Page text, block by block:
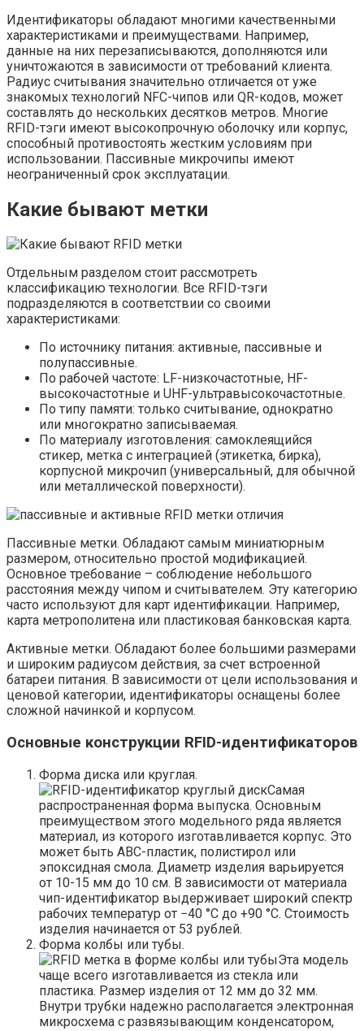
Идентификаторы обладают многими качественными
характеристиками и преимуществами. Например,
данные на них перезаписываются, дополняются или
уничтожаются в зависимости от требований клиента.
Радиус считывания значительно отличается от уже
знакомых технологий NFC-чипов или QR-кодов, может
составлять до нескольких десятков метров. Многие
RFID-тэги имеют высокопрочную оболочку или корпус,
способный противостоять жестким условиям при
использовании. Пассивные микрочипы имеют
неограниченный срок эксплуатации.
Какие бывают метки
Отдельным разделом стоит рассмотреть
классификацию технологии. Все RFID-тэги
подразделяются в соответствии со своими
характеристиками:
По источнику питания: активные, пассивные и
полупассивные.
По рабочей частоте: LF-низкочастотные, HF-
высокочастотные и UHF-ультравысокочастотные.
По типу памяти: только считывание, однократно
или многократно записываемая.
По материалу изготовления: самоклеящийся
стикер, метка с интеграцией (этикетка, бирка),
корпусной микрочип (универсальный, для обычной
или металлической поверхности).
Пассивные метки. Обладают самым миниатюрным
размером, относительно простой модификацией.
Основное требование – соблюдение небольшого
расстояния между чипом и считывателем. Эту категорию
часто используют для карт идентификации. Например,
карта метрополитена или пластиковая банковская карта.
Активные метки. Обладают более большими размерами
и широким радиусом действия, за счет встроенной
батареи питания. В зависимости от цели использования и
ценовой категории, идентификаторы оснащены более
сложной начинкой и корпусом.
Основные конструкции RFID-идентификаторов
Форма диска или круглая.
Самая
распространенная форма выпуска. Основным
преимуществом этого модельного ряда является
материал, из которого изготавливается корпус. Это
может быть АВС-пластик, полистирол или
эпоксидная смола. Диаметр изделия варьируется
от 10-15 мм до 10 см. В зависимости от материала
чип-идентификатор выдерживает широкий спектр
рабочих температур от −40 °C до +90 °C. Стоимость
изделия начинается от 53 рублей.
Форма колбы или тубы.
Эта модель
чаще всего изготавливается из стекла или
пластика. Размер изделия от 12 мм до 32 мм.
Внутри трубки надежно располагается электронная
микросхема с развязывающим конденсатором,